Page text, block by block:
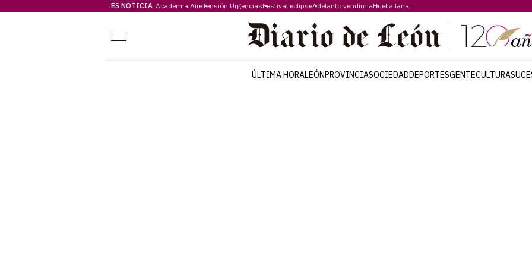
ES NOTICIA Academia AireTensión UrgenciasFestival eclipseAdelanto vendimiaHuella lana
Menú
ÚLTIMA HORALEÓNPROVINCIASOCIEDADDEPORTESGENTECULTURA